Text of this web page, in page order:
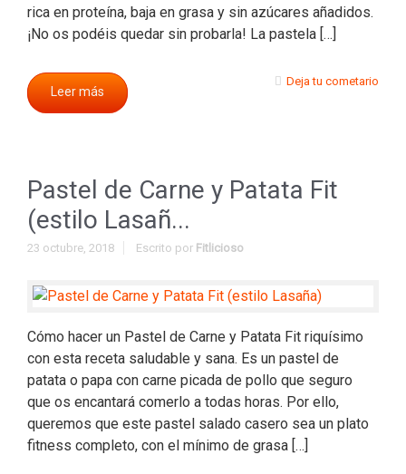
rica en proteína, baja en grasa y sin azúcares añadidos.
¡No os podéis quedar sin probarla! La pastela […]
Leer más
Deja tu cometario
Pastel de Carne y Patata Fit
(estilo Lasañ...
23 octubre, 2018 Escrito por Fitlicioso
Cómo hacer un Pastel de Carne y Patata Fit riquísimo
con esta receta saludable y sana. Es un pastel de
patata o papa con carne picada de pollo que seguro
que os encantará comerlo a todas horas. Por ello,
queremos que este pastel salado casero sea un plato
fitness completo, con el mínimo de grasa […]